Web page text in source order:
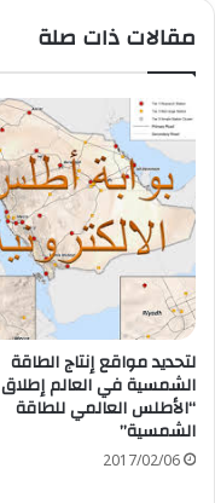
مقالات ذات صلة
لتحديد مواقع إنتاج الطاقة
الشمسية في العالم إطلاق
“الأطلس العالمي للطاقة
الشمسية”
2017/02/06